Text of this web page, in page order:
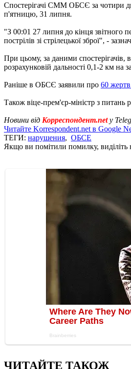
Спостерігачі СММ ОБСЄ за чотири
п'ятницю, 31 липня.
"З 00:01 27 липня до кінця звітного
пострілів зі стрілецької зброї", -
При цьому, за даними спостерігачів,
розрахунковій дальності 0,1-2 км на
Раніше в ОБСЄ заявили про 60
Також віце-прем'єр-міністр з питань
Новини від Корреспондент.netу
Читайте Korrespondent.net в Google
ТЕГИ: нарушения, ОБСЕ
Якщо ви помітили помилку, виділіть
ЧИТАЙТЕ ТАКОЖ